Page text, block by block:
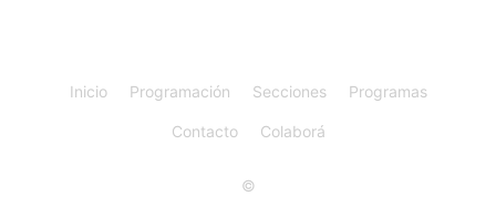
Inicio Programación Secciones Programas
Contacto Colaborá
©